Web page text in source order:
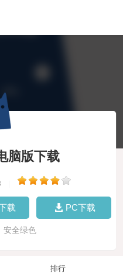
脑版下载
载 PC下载
安全绿色
排行